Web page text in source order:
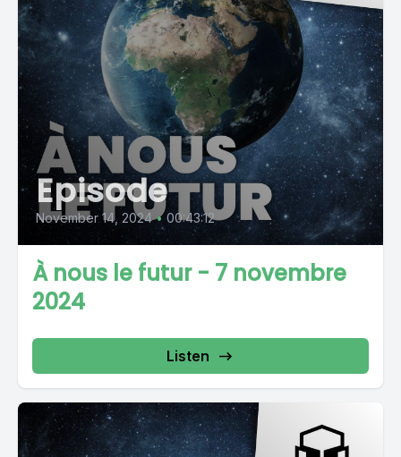
Episode
November 14, 2024 • 00:43:12
À nous le futur - 7 novembre
2024
Listen